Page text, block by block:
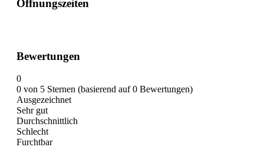
Öffnungszeiten
Bewertungen
0
0 von 5 Sternen (basierend auf 0 Bewertungen)
Ausgezeichnet
Sehr gut
Durchschnittlich
Schlecht
Furchtbar